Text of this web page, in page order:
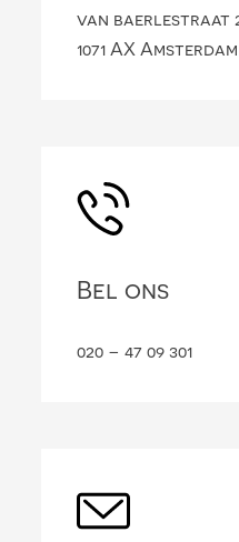
van baerlestraat
1071 AX Amsterdam
Bel ons
020 – 47 09 301